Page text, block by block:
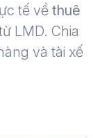
tế về thuê
LMD. Chia
và tài xế